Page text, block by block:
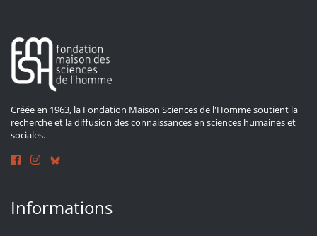
Créée en 1963, la Fondation Maison Sciences de l'Homme soutient la
recherche et la diffusion des connaissances en sciences humaines et
sociales.
Informations